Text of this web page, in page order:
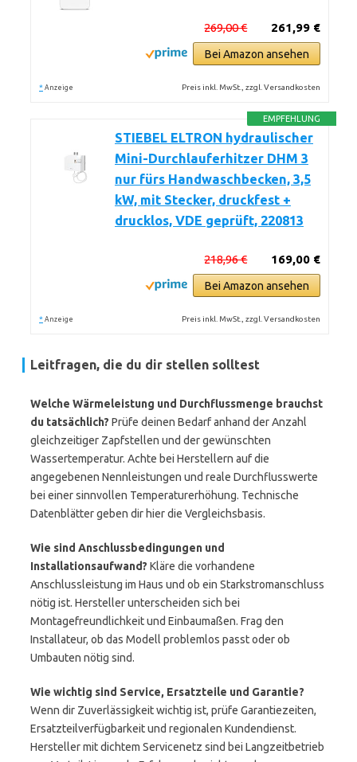
261,99 €
269,00 €
Bei Amazon ansehen
* Anzeige Preis inkl. MwSt., zzgl. Versandkosten
EMPFEHLUNG
STIEBEL ELTRON hydraulischer
Mini-Durchlauferhitzer DHM 3
nur fürs Handwaschbecken, 3,5
kW, mit Stecker, druckfest +
drucklos, VDE geprüft, 220813
169,00 €
218,96 €
Bei Amazon ansehen
* Anzeige Preis inkl. MwSt., zzgl. Versandkosten
Leitfragen, die du dir stellen solltest
Welche Wärmeleistung und Durchflussmenge brauchst
du tatsächlich? Prüfe deinen Bedarf anhand der Anzahl
gleichzeitiger Zapfstellen und der gewünschten
Wassertemperatur. Achte bei Herstellern auf die
angegebenen Nennleistungen und reale Durchflusswerte
bei einer sinnvollen Temperaturerhöhung. Technische
Datenblätter geben dir hier die Vergleichsbasis.
Wie sind Anschlussbedingungen und
Installationsaufwand? Kläre die vorhandene
Anschlussleistung im Haus und ob ein Starkstromanschluss
nötig ist. Hersteller unterscheiden sich bei
Montagefreundlichkeit und Einbaumaßen. Frag den
Installateur, ob das Modell problemlos passt oder ob
Umbauten nötig sind.
Wie wichtig sind Service, Ersatzteile und Garantie?
Wenn dir Zuverlässigkeit wichtig ist, prüfe Garantiezeiten,
Ersatzteilverfügbarkeit und regionalen Kundendienst.
Hersteller mit dichtem Servicenetz sind bei Langzeitbetrieb